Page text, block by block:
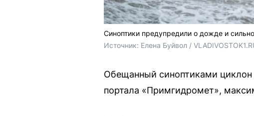
Синоптики предупредили о дожде и
Источник: Елена Буйвол /
Обещанный синоптиками
портала «Примгидромет»,